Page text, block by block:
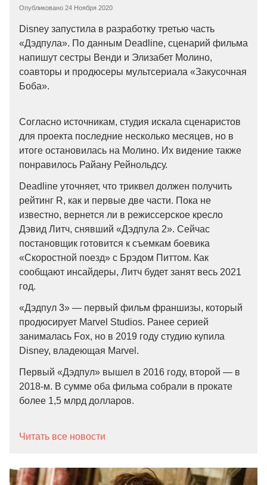
Опубликовано 24 Ноября 2020
Disney запустила в разработку третью часть
«Дэдпула». По данным Deadline, сценарий фильма
напишут сестры Венди и Элизабет Молино,
соавторы и продюсеры мультсериала «Закусочная
Боба».
Согласно источникам, студия искала сценаристов
для проекта последние несколько месяцев, но в
итоге остановилась на Молино. Их видение также
понравилось Райану Рейнольдсу.
Deadline уточняет, что триквел должен получить
рейтинг R, как и первые две части. Пока не
известно, вернется ли в режиссерское кресло
Дэвид Литч, снявший «Дэдпула 2». Сейчас
постановщик готовится к съемкам боевика
«Скоростной поезд» с Брэдом Питтом. Как
сообщают инсайдеры, Литч будет занят весь 2021
год.
«Дэдпул 3» — первый фильм франшизы, который
продюcирует Marvel Studios. Ранее серией
занималась Fox, но в 2019 году студию купила
Disney, владеющая Marvel.
Первый «Дэдпул» вышел в 2016 году, второй — в
2018-м. В сумме оба фильма собрали в прокате
более 1,5 млрд долларов.
Читать все новости